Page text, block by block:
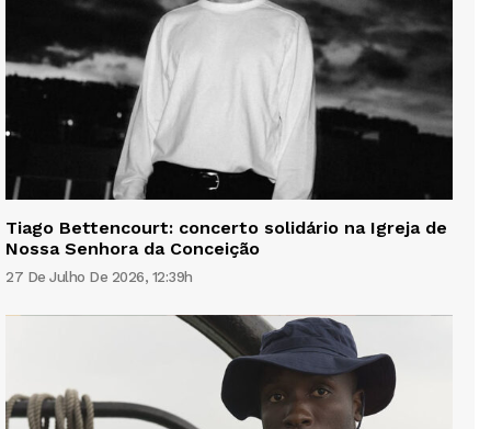
Tiago Bettencourt: concerto solidário na Igreja de
Nossa Senhora da Conceição
27 De Julho De 2026, 12:39h